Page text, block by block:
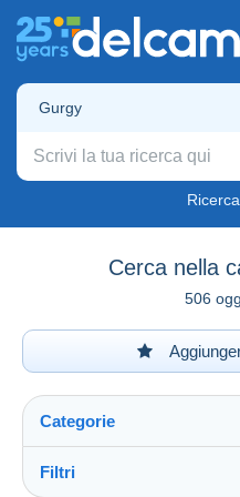
Gurgy
Cerca nella
506
Categorie
Filtri